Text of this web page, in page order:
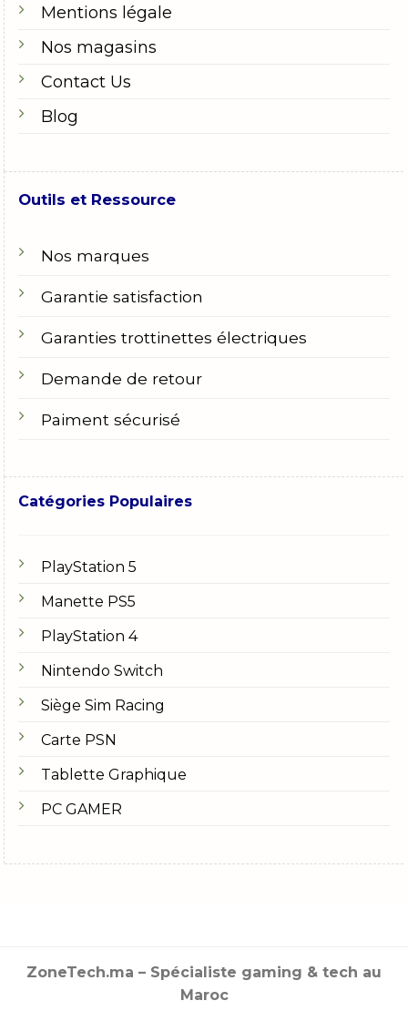
Mentions légale
Nos magasins
Contact Us
Blog
Outils et Ressource
Nos marques
Garantie satisfaction
Garanties trottinettes électriques
Demande de retour
Paiment sécurisé
Catégories Populaires
PlayStation 5
Manette PS5
PlayStation 4
Nintendo Switch
Siège Sim Racing
Carte PSN
Tablette Graphique
PC GAMER
ZoneTech.ma – Spécialiste gaming & tech au
Maroc